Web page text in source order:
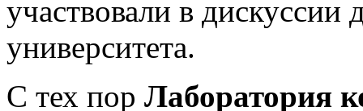
участвовали в дискуссии
университета.
С тех пор Лаборатория